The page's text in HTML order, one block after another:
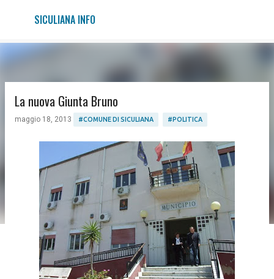
Passa ai contenuti principali
SICULIANA INFO
La nuova Giunta Bruno
maggio 18, 2013 #COMUNE DI SICULIANA #POLITICA